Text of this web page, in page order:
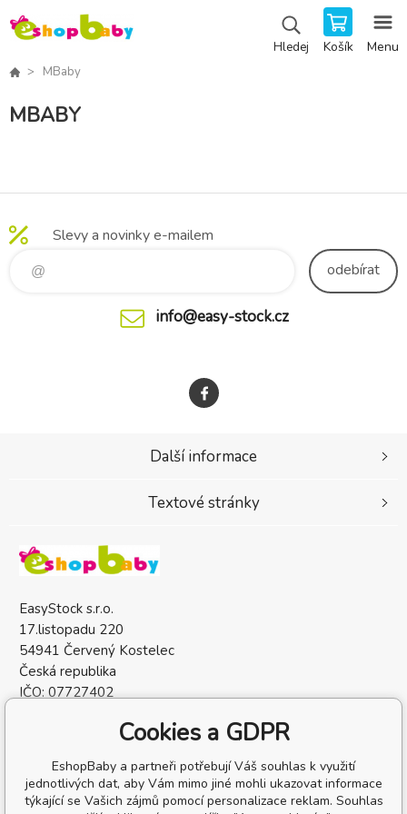
Hledej Košík Menu
MBaby
MBABY
Slevy a novinky e-mailem
odebírat
info@easy-stock.cz
EasyStock s.r.o.
17.listopadu 220
54941 Červený Kostelec
Česká republika
IČO: 07727402
Další informace
Textové stránky
Cookies a GDPR
EshopBaby a partneři potřebují Váš souhlas k využití
jednotlivých dat, aby Vám mimo jiné mohli ukazovat informace
týkající se Vašich zájmů pomocí personalizace reklam. Souhlas